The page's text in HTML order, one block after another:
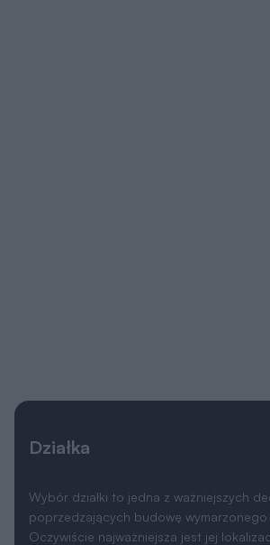
Działka
Wybór działki to jedna z ważniejszych
poprzedzających budowę wymarzonego
Oczywiście najważniejsza jest jej